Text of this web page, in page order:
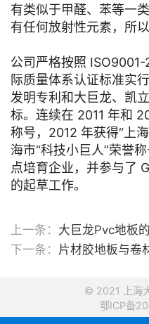
有类似于甲醛、苯等一
有任何放射性元素，所
公司严格按照
际质量体系认证标准实
发明专利和大巨龙、凯
标。连续在 2011 年和
称号，2012 年获得“上
海市“科技小巨人”荣誉
点培育企业，并参与了
的起草工作。
上一条： 大巨龙Pvc地板
下一条：
片材胶地板与卷
© 2021 上海
鄂ICP备